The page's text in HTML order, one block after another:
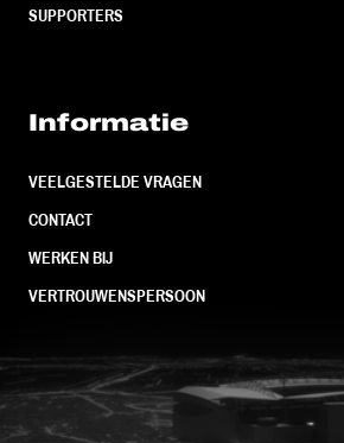
SUPPORTERS
Informatie
VEELGESTELDE VRAGEN
CONTACT
WERKEN BIJ
VERTROUWENSPERSOON
FC